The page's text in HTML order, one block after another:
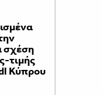
σχέση
τιμής
Κύπρου